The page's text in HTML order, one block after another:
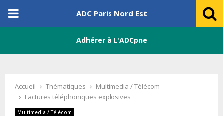
PRIMARY
ADC Paris Nord Est
Adhérer à L'ADCpne
Accueil Thématiques
Multimedia / Télécom
Factures téléphoniques explosives
Multimedia / Télécom